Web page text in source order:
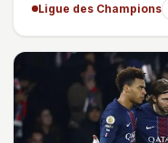
Ligue des Champions